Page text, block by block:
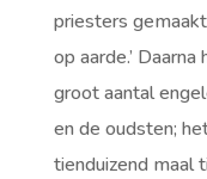
priesters
op aarde.’
groot aantal
en de oudsten;
tienduizend maal